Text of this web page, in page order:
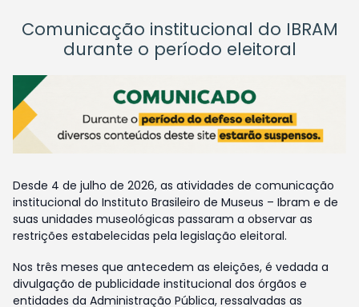
Comunicação institucional do IBRAM
durante o período eleitoral
Desde 4 de julho de 2026, as atividades de comunicação
institucional do Instituto Brasileiro de Museus – Ibram e de
suas unidades museológicas passaram a observar as
restrições estabelecidas pela legislação eleitoral.
Nos três meses que antecedem as eleições, é vedada a
divulgação de publicidade institucional dos órgãos e
entidades da Administração Pública, ressalvadas as